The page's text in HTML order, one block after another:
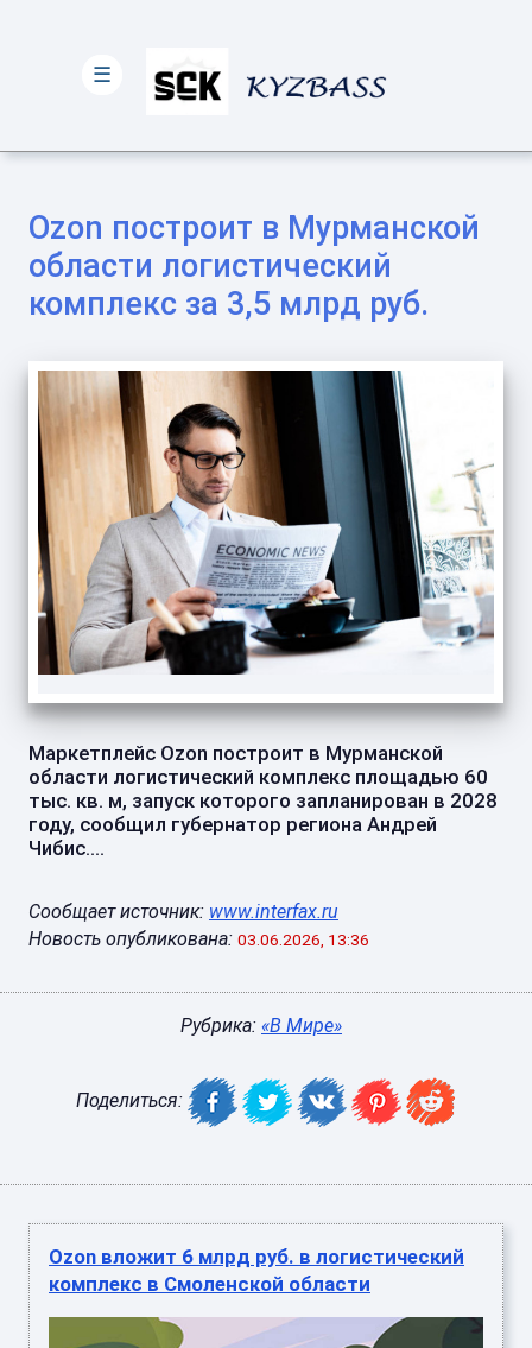
Ozon построит в Мурманской
области логистический
комплекс за 3,5 млрд руб.
Маркетплейс Ozon построит в Мурманской
области логистический комплекс площадью 60
тыс. кв. м, запуск которого запланирован в 2028
году, сообщил губернатор региона Андрей
Чибис....
Сообщает источник: www.interfax.ru
Новость опубликована: 03.06.2026, 13:36
Рубрика: «В Мире»
Поделиться:
Ozon вложит 6 млрд руб. в логистический
комплекс в Смоленской области
☰